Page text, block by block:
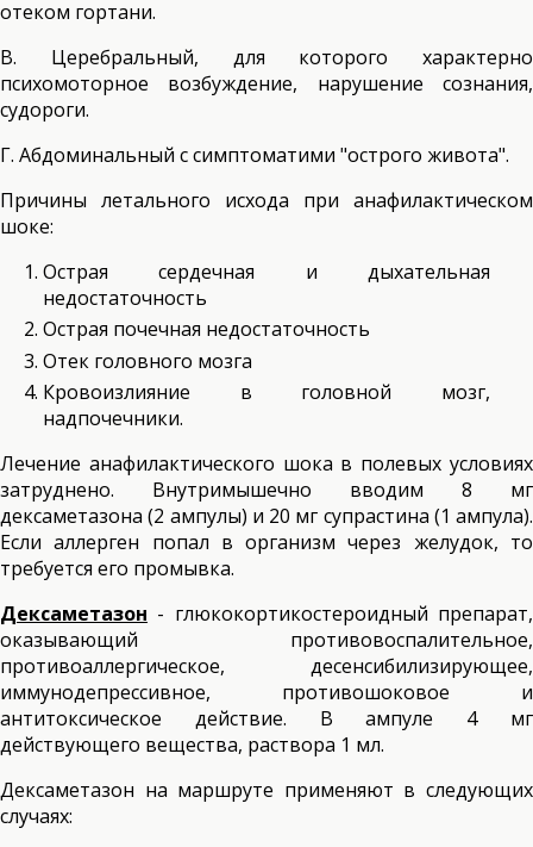
отеком гортани.
В. Церебральный, для которого характерно
психомоторное возбуждение, нарушение сознания,
судороги.
Г. Абдоминальный с симптоматими "острого живота".
Причины летального исхода при анафилактическом
шоке:
Острая сердечная и дыхательная
недостаточность
Острая почечная недостаточность
Отек головного мозга
Кровоизлияние в головной мозг,
надпочечники.
Лечение анафилактического шока в полевых условиях
затруднено. Внутримышечно вводим 8 мг
дексаметазона (2 ампулы) и 20 мг супрастина (1 ампула).
Если аллерген попал в организм через желудок, то
требуется его промывка.
Дексаметазон - глюкокортикостероидный препарат,
оказывающий противовоспалительное,
противоаллергическое, десенсибилизирующее,
иммунодепрессивное, противошоковое и
антитоксическое действие. В ампуле 4 мг
действующего вещества, раствора 1 мл.
Дексаметазон на маршруте применяют в следующих
случаях: